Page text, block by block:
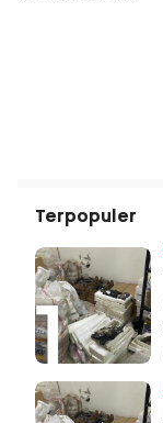
Terpopuler